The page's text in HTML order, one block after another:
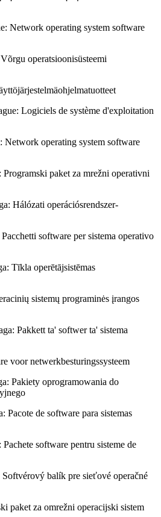
Network operating system software
operatsioonisüsteemi
Logiciels de système d'exploitation
Network operating system software
paket za mrežni operativni
Hálózati operációsrendszer-
software per sistema operativo
Tīkla operētājsistēmas
sistemų programinės įrangos
Pakkett ta' softwer ta' sistema
voor netwerkbesturingssysteem
Pakiety oprogramowania do
Pacote de software para sistemas
software pentru sisteme de
Softvérový balík pre sieťové operačné
paket za omrežni operacijski sistem